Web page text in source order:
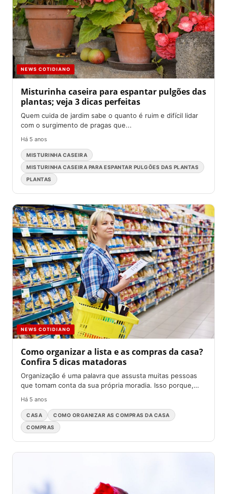
NEWS COTIDIANO
Misturinha caseira para espantar pulgões das
plantas; veja 3 dicas perfeitas
Quem cuida de jardim sabe o quanto é ruim e difícil lidar
com o surgimento de pragas que...
Há 5 anos
MISTURINHA CASEIRA
MISTURINHA CASEIRA PARA ESPANTAR PULGÕES DAS PLANTAS
PLANTAS
NEWS COTIDIANO
Como organizar a lista e as compras da casa?
Confira 5 dicas matadoras
Organização é uma palavra que assusta muitas pessoas
que tomam conta da sua própria moradia. Isso porque,
representa...
Há 5 anos
CASA
COMO ORGANIZAR AS COMPRAS DA CASA
COMPRAS